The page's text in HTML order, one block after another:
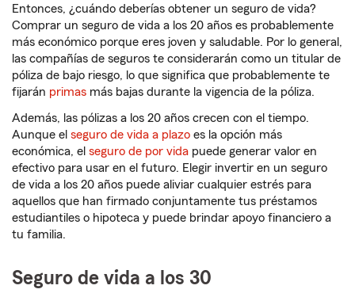
Entonces, ¿cuándo deberías obtener un seguro de vida?
Comprar un seguro de vida a los 20 años es probablemente
más económico porque eres joven y saludable. Por lo general,
las compañías de seguros te considerarán como un titular de
póliza de bajo riesgo, lo que significa que probablemente te
fijarán primas más bajas durante la vigencia de la póliza.
Además, las pólizas a los 20 años crecen con el tiempo.
Aunque el seguro de vida a plazo es la opción más
económica, el seguro de por vida puede generar valor en
efectivo para usar en el futuro. Elegir invertir en un seguro
de vida a los 20 años puede aliviar cualquier estrés para
aquellos que han firmado conjuntamente tus préstamos
estudiantiles o hipoteca y puede brindar apoyo financiero a
tu familia.
Seguro de vida a los 30